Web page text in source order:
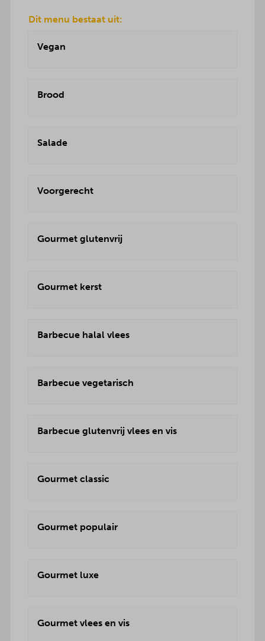
Dit menu bestaat uit:
Vegan
Brood
Salade
Voorgerecht
Gourmet glutenvrij
Gourmet kerst
Barbecue halal vlees
Barbecue vegetarisch
Barbecue glutenvrij vlees en vis
Gourmet classic
Gourmet populair
Gourmet luxe
Gourmet vlees en vis